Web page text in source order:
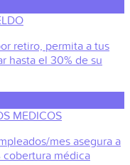
retiro, permita a tus
hasta el 30% de su
MEDICOS
mes asegura a
médica